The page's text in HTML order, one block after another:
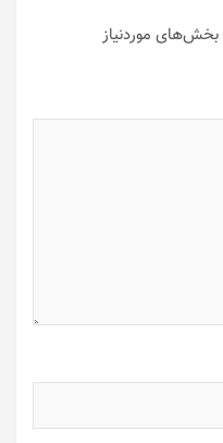
بخش‌های موردنیاز